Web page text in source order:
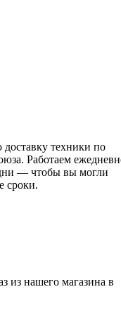
техники по
Работаем
— чтобы вы могли
сроки.
из нашего магазина в